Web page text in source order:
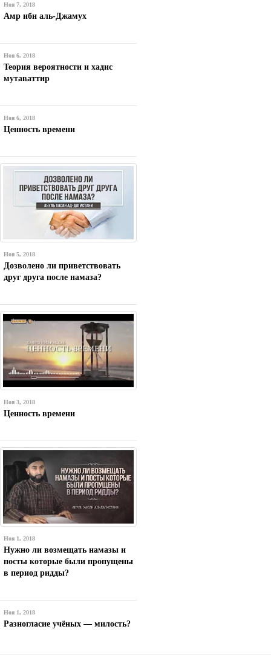
Ноя 7, 2018
Амр ибн аль-Джамух
Ноя 6, 2018
Теория вероятности и хадис
мутаваттир
Ноя 6, 2018
Ценность времени
Ноя 5, 2018
Дозволено ли приветствовать
друг друга после намаза?
Ноя 3, 2018
Ценность времени
Ноя 1, 2018
Нужно ли возмещать намазы и
посты которые были пропущены
в период ридды?
Ноя 1, 2018
Разногласие учёных — милость?